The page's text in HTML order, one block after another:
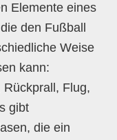
Elemente eines
den Fußball
Weise
kann:
Rückprall, Flug,
gibt
die ein